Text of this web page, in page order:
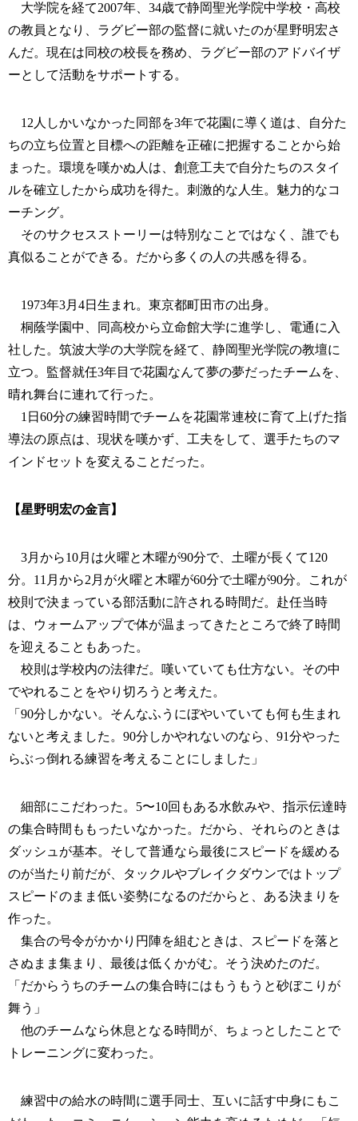
大学院を経て2007年、34歳で静岡聖光学院中学校・高校
の教員となり、ラグビー部の監督に就いたのが星野明宏さ
んだ。現在は同校の校長を務め、ラグビー部のアドバイザ
ーとして活動をサポートする。
12人しかいなかった同部を3年で花園に導く道は、自分た
ちの立ち位置と目標への距離を正確に把握することから始
まった。環境を嘆かぬ人は、創意工夫で自分たちのスタイ
ルを確立したから成功を得た。刺激的な人生。魅力的なコ
ーチング。
そのサクセスストーリーは特別なことではなく、誰でも
真似ることができる。だから多くの人の共感を得る。
1973年3月4日生まれ。東京都町田市の出身。
桐蔭学園中、同高校から立命館大学に進学し、電通に入
社した。筑波大学の大学院を経て、静岡聖光学院の教壇に
立つ。監督就任3年目で花園なんて夢の夢だったチームを、
晴れ舞台に連れて行った。
1日60分の練習時間でチームを花園常連校に育て上げた指
導法の原点は、現状を嘆かず、工夫をして、選手たちのマ
インドセットを変えることだった。
【星野明宏の金言】
3月から10月は火曜と木曜が90分で、土曜が長くて120
分。11月から2月が火曜と木曜が60分で土曜が90分。これが
校則で決まっている部活動に許される時間だ。赴任当時
は、ウォームアップで体が温まってきたところで終了時間
を迎えることもあった。
校則は学校内の法律だ。嘆いていても仕方ない。その中
でやれることをやり切ろうと考えた。
「90分しかない。そんなふうにぼやいていても何も生まれ
ないと考えました。90分しかやれないのなら、91分やった
らぶっ倒れる練習を考えることにしました」
細部にこだわった。5〜10回もある水飲みや、指示伝達時
の集合時間ももったいなかった。だから、それらのときは
ダッシュが基本。そして普通なら最後にスピードを緩める
のが当たり前だが、タックルやブレイクダウンではトップ
スピードのまま低い姿勢になるのだからと、ある決まりを
作った。
集合の号令がかかり円陣を組むときは、スピードを落と
さぬまま集まり、最後は低くかがむ。そう決めたのだ。
「だからうちのチームの集合時にはもうもうと砂ぼこりが
舞う」
他のチームなら休息となる時間が、ちょっとしたことで
トレーニングに変わった。
練習中の給水の時間に選手同士、互いに話す中身にもこ